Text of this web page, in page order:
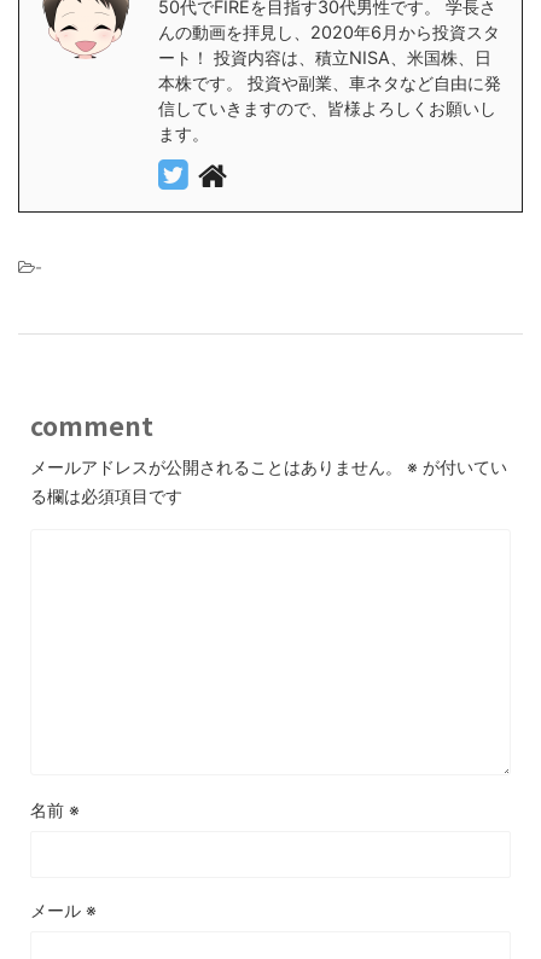
50代でFIREを目指す30代男性です。 学長さ
んの動画を拝見し、2020年6月から投資スタ
ート！ 投資内容は、積立NISA、米国株、日
本株です。 投資や副業、車ネタなど自由に発
信していきますので、皆様よろしくお願いし
ます。
-
comment
メールアドレスが公開されることはありません。 ※ が付いてい
る欄は必須項目です
名前 ※
メール ※